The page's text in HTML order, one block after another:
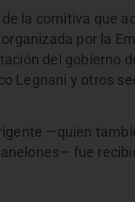
la comitiva que
por la
del gobierno
Legnani y otros
—quien
fue